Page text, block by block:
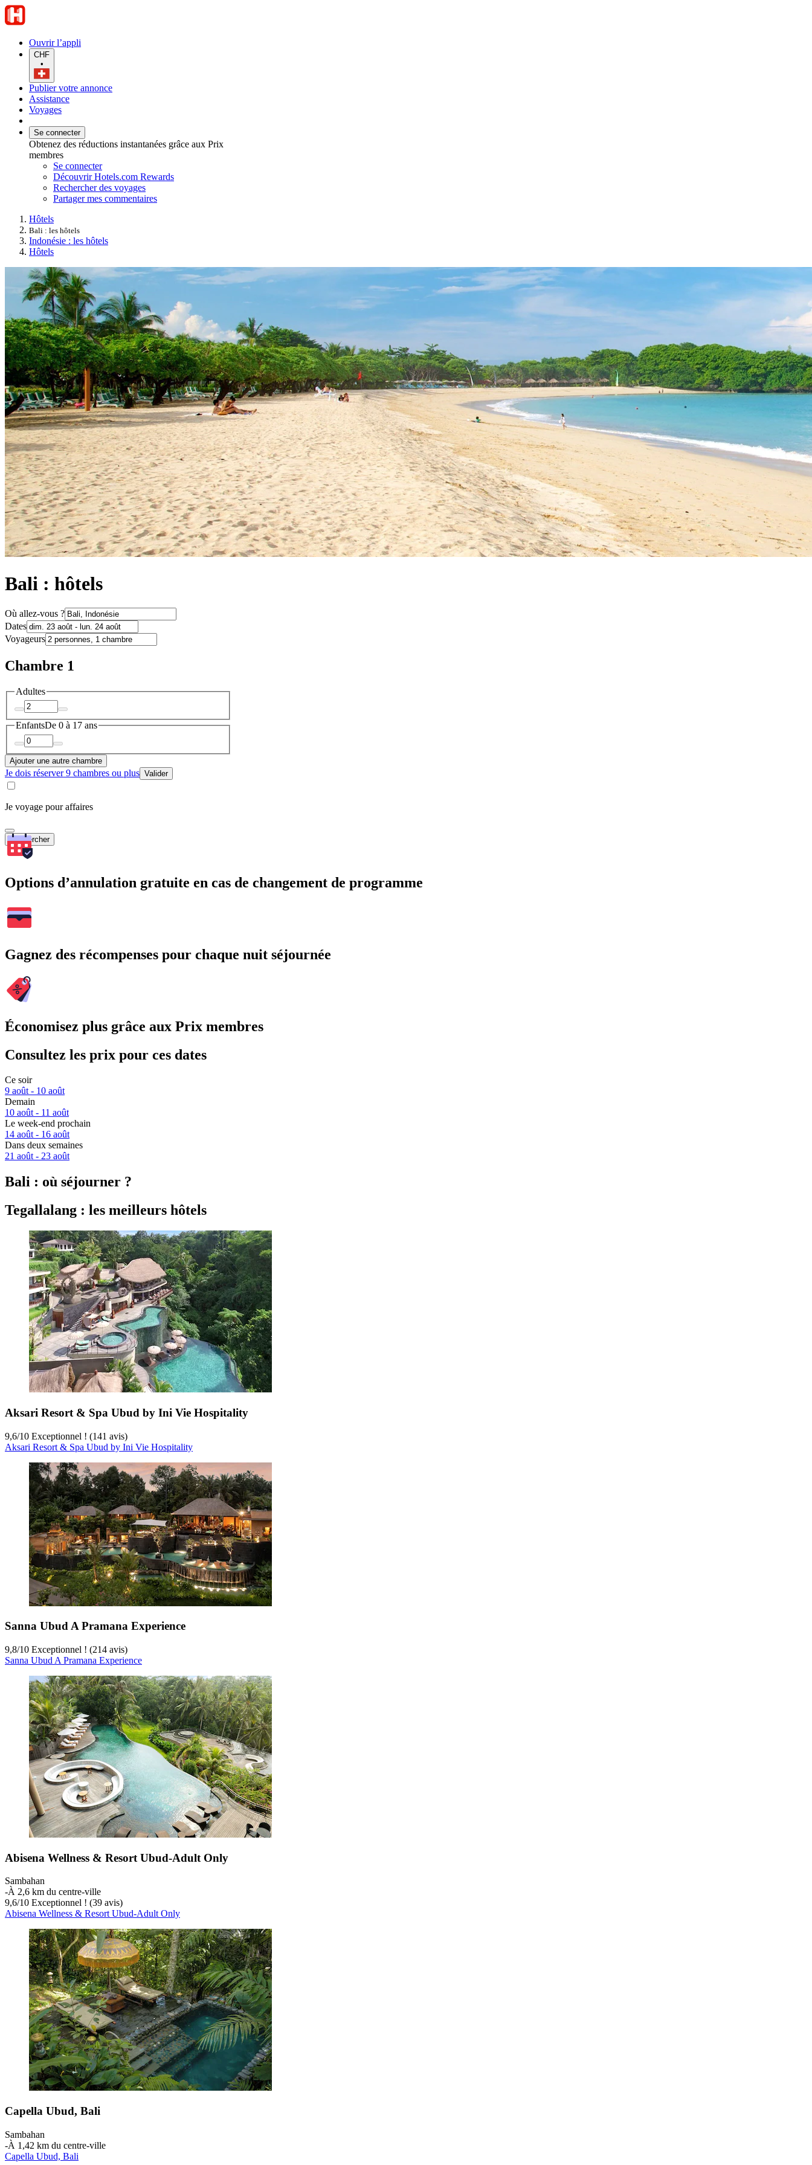
Ouvrir l’appli
CHF
•
Publier votre annonce
Assistance
Voyages
Se connecter
Obtenez des réductions instantanées grâce aux Prix
membres
Se connecter
Découvrir Hotels.com Rewards
Rechercher des voyages
Partager mes commentaires
Hôtels
Bali : les hôtels
Indonésie : les hôtels
Hôtels
Bali : hôtels
Où allez-vous ?
Dates
Voyageurs
Chambre 1
Adultes
EnfantsDe 0 à 17 ans
Ajouter une autre chambre
Je dois réserver 9 chambres ou plus Valider
Je voyage pour affaires
Rechercher
Options d’annulation gratuite en cas de changement de programme
Gagnez des récompenses pour chaque nuit séjournée
Économisez plus grâce aux Prix membres
Consultez les prix pour ces dates
Ce soir
9 août - 10 août
Demain
10 août - 11 août
Le week-end prochain
14 août - 16 août
Dans deux semaines
21 août - 23 août
Bali : où séjourner ?
Tegallalang : les meilleurs hôtels
Aksari Resort & Spa Ubud by Ini Vie Hospitality
9,6/10 Exceptionnel ! (141 avis)
Aksari Resort & Spa Ubud by Ini Vie Hospitality
Sanna Ubud A Pramana Experience
9,8/10 Exceptionnel ! (214 avis)
Sanna Ubud A Pramana Experience
Abisena Wellness & Resort Ubud-Adult Only
Sambahan
‐À 2,6 km du centre-ville
9,6/10 Exceptionnel ! (39 avis)
Abisena Wellness & Resort Ubud-Adult Only
Capella Ubud, Bali
Sambahan
‐À 1,42 km du centre-ville
Capella Ubud, Bali